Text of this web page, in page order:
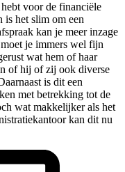
voor de financiële
is het slim om een
kan je meer inzage
je immers wel fijn
wat hem of haar
of hij of zij ook diverse
is dit een
met betrekking tot de
wat makkelijker als het
kan dit nu